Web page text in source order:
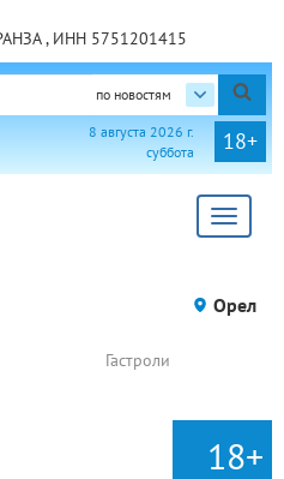
, ИНН 5751201415
по новостям
18+
8 августа 2026 г.
суббота
Toggle
Орел
Гастроли
18+